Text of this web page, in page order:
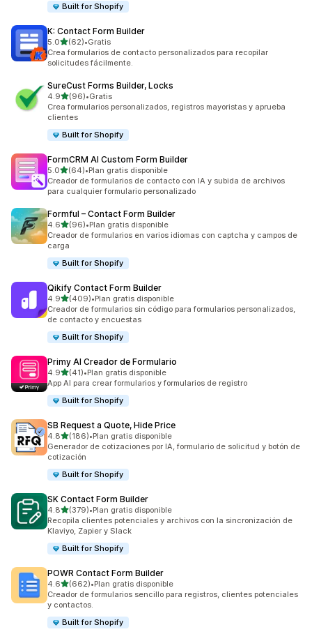
Built for Shopify
K: Contact Form Builder
5.0de 5 estrellas
(62)
62 reseñas en total
•Gratis
Crea formularios de contacto personalizados para recopilar
solicitudes fácilmente.
SureCust Forms Builder, Locks
4.9de 5 estrellas
(96)
96 reseñas en total
•Gratis
Crea formularios personalizados, registros mayoristas y aprueba
clientes
Built for Shopify
FormCRM AI Custom Form Builder
5.0de 5 estrellas
(64)
64 reseñas en total
•Plan gratis disponible
Creador de formularios de contacto con IA y subida de archivos
para cualquier formulario personalizado
Formful – Contact Form Builder
4.6de 5 estrellas
(96)
96 reseñas en total
•Plan gratis disponible
Creador de formularios en varios idiomas con captcha y campos de
carga
Built for Shopify
Qikify Contact Form Builder
4.9de 5 estrellas
(409)
409 reseñas en total
•Plan gratis disponible
Creador de formularios sin código para formularios personalizados,
de contacto y encuestas
Built for Shopify
Primy AI Creador de Formulario
4.9de 5 estrellas
(41)
41 reseñas en total
•Plan gratis disponible
App AI para crear formularios y formularios de registro
Built for Shopify
SB Request a Quote, Hide Price
4.8de 5 estrellas
(186)
186 reseñas en total
•Plan gratis disponible
Generador de cotizaciones por IA, formulario de solicitud y botón de
cotización
Built for Shopify
SK Contact Form Builder
4.8de 5 estrellas
(379)
379 reseñas en total
•Plan gratis disponible
Recopila clientes potenciales y archivos con la sincronización de
Klaviyo, Zapier y Slack
Built for Shopify
POWR Contact Form Builder
4.6de 5 estrellas
(662)
662 reseñas en total
•Plan gratis disponible
Creador de formularios sencillo para registros, clientes potenciales
y contactos.
Built for Shopify